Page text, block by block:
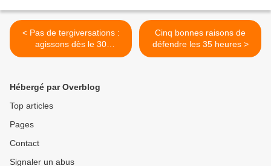
< Pas de tergiversations :
agissons dès le 30
septembre
Cinq bonnes raisons de
défendre les 35 heures >
Hébergé par Overblog
Top articles
Pages
Contact
Signaler un abus